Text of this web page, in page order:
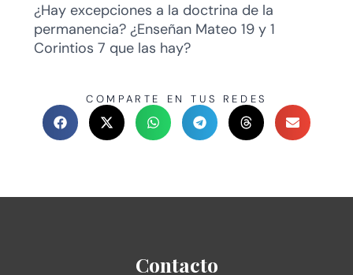
¿Hay excepciones a la doctrina de la
permanencia? ¿Enseñan Mateo 19 y 1
Corintios 7 que las hay?
COMPARTE EN TUS REDES
Contacto